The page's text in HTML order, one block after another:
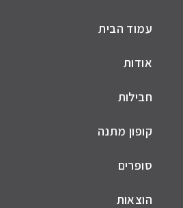
עמוד הבית
אודות
חבילות
קופון מתנה
סופרים
הוצאות